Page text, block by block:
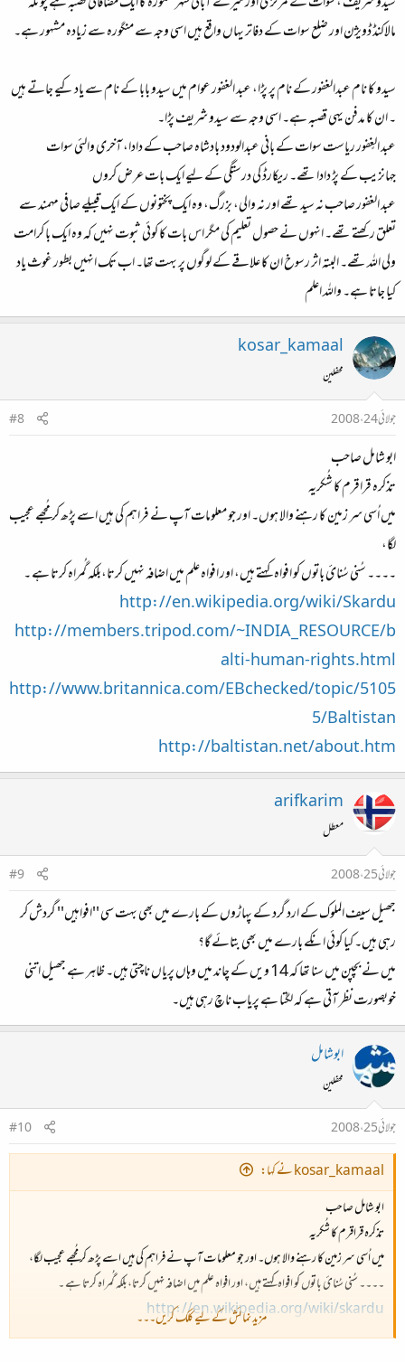
مالاکنڈ ڈویژن اور ضلع سوات کے دفاتر یہاں واقع ہیں اسی وجہ سے منگورہ سے زیادہ مشہور ہے۔
سیدو کا نام عبدالغفور کے نام پر پڑا، عبد الغفور عوام میں سیدو بابا کے نام سے یاد کیے جاتے ہیں
۔ ان کا مدفن یہی قصبہ ہے۔ اسی وجہ سے سیدو شریف پڑا۔
عبد الغٍفور ریاست سوات کے بانی عبدالودود بادشاہ صاحب کے دادا، آخری والئی سوات
جہانزیب کے پڑ دادا تھے۔ ریکارڈ کی درستگی کے لیے ایک بات عرض کروں
عبد الغفور صاحب نہ سید تھے اور نہ والی، بزرگ، وہ ایک پختونوں کے ایک قبیلے صافی مہمند سے
تعلق رکھتے تھے۔ انہوں نے حصول تعلیم کی مگر اس بات کا کوئی ثبوت نہیں کہ وہ ایک با کرامت
ولی اللہ تھے۔ البتہ اثر رسوخ ان کا علاقے کے لوگوں پر بہت تھا۔ اب تک انہیں بطور غوث یاد
کیا جاتا ہے۔ واللہ اعلم
kosar_kamaal
محفلین
جولائی 24، 2008
#8
ابو شامل صاحب
تذکرہ قراقرم کا شُکریہ
میں اُسی سر زمین کا رہنے والا ہوں۔ اور جو معلومات آپ نے فراہم کی ہیں اسے پڑھ کر مُجھے عجیب
لگا،
۔۔۔۔ سُنی سُنائ باتوں کو افواہ کہتے ہیں، اور افواہ علم میں اضافہ نہیں کرتا،بلکہ گُمراہ کرتا ہے ۔
http://en.wikipedia.org/wiki/Skardu
http://members.tripod.com/~INDIA_RESOURCE/b
alti-human-rights.html
http://www.britannica.com/EBchecked/topic/5105
5/Baltistan
http://baltistan.net/about.htm
arifkarim
معطل
جولائی 25، 2008
#9
جھیل سیف الملوک کے ارد گرد کے پہاڑوں کے بارے میں بھی بہت سی ''افواہیں'' گردش کر
رہی ہیں۔ کیا کوئی انکے بارے میں بھی بتائے گا؟
میں نے بچپن میں سنا تھا کہ 14 ویں کے چاند میں‌ وہاں پریاں ناچتی ہیں۔ ظاہر ہے جھیل اتنی
خوبصورت نظر آتی ہے کہ لگتا ہے پریاب ناچ رہی ہیں۔
ابوشامل
محفلین
جولائی 25، 2008
#10
kosar_kamaal نے کہا:
ابو شامل صاحب
تذکرہ قراقرم کا شُکریہ
میں اُسی سر زمین کا رہنے والا ہوں۔ اور جو معلومات آپ نے فراہم کی ہیں اسے پڑھ کر مُجھے عجیب لگا،
۔۔۔۔ سُنی سُنائ باتوں کو افواہ کہتے ہیں، اور افواہ علم میں اضافہ نہیں کرتا،بلکہ گُمراہ کرتا ہے ۔
http://en.wikipedia.org/wiki/skardu
http://members.tripod.com/~india_resource/balti-
مزید نمائش کے لیے کلک کریں۔۔۔